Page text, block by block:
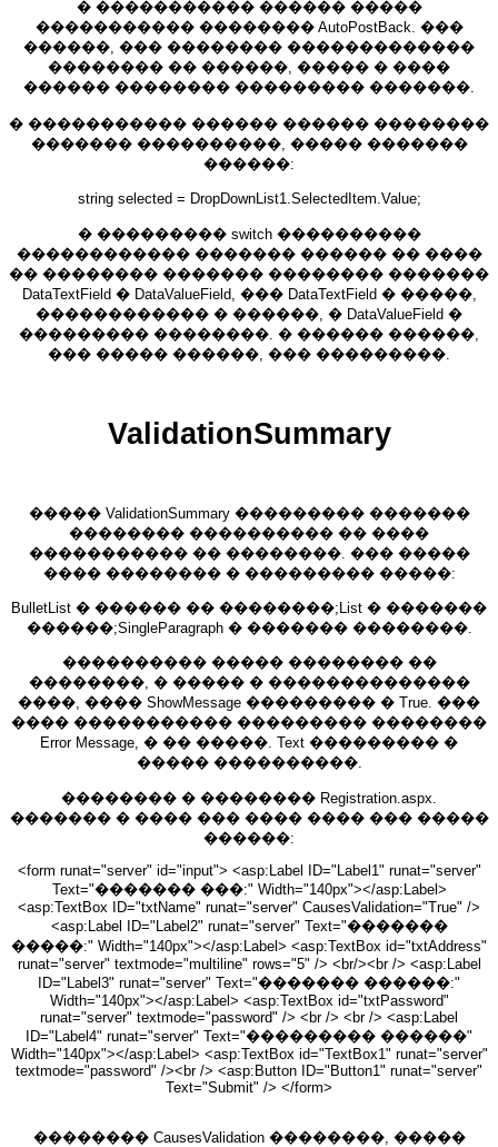
� ����������� ������ �����
����������� �������� AutoPostBack. ���
������, ��� �������� �������������
�������� �� ������, ����� � ����
������ �������� ��������� �������.
� ����������� ������ ������ ��������
������� ����������, ����� �������
������:
string selected = DropDownList1.SelectedItem.Value;
� ��������� switch ����������
������������ ������� ������ �� ����
�� �������� ������� �������� �������
DataTextField � DataValueField, ��� DataTextField � �����,
������������ � ������, � DataValueField �
��������� ��������. � ������ ������,
��� ����� ������, ��� ���������.
ValidationSummary
����� ValidationSummary ��������� �������
�������� ���������� �� ����
����������� �� ��������. ��� �����
���� �������� � ��������� �����:
BulletList � ������ �� ��������;List � �������
������;SingleParagraph � ������� ��������.
���������� ����� �������� ��
��������, � ����� � ��������������
����, ���� ShowMessage ��������� � True. ���
���� ����������� ��������� ��������
Error Message, � �� �����. Text ��������� �
����� ����������.
�������� � �������� Registration.aspx.
������� � ���� ��� ���� ���� ��� �����
������:
<form runat="server" id="input"> <asp:Label ID="Label1" runat="server"
Text="������� ���:" Width="140px"></asp:Label>
<asp:TextBox ID="txtName" runat="server" CausesValidation="True" />
<asp:Label ID="Label2" runat="server" Text="�������
�����:" Width="140px"></asp:Label> <asp:TextBox id="txtAddress"
runat="server" textmode="multiline" rows="5" /> <br/><br /> <asp:Label
ID="Label3" runat="server" Text="������� ������:"
Width="140px"></asp:Label> <asp:TextBox id="txtPassword"
runat="server" textmode="password" /> <br /> <br /> <asp:Label
ID="Label4" runat="server" Text="��������� ������"
Width="140px"></asp:Label> <asp:TextBox id="TextBox1" runat="server"
textmode="password" /><br /> <asp:Button ID="Button1" runat="server"
Text="Submit" /> </form>
�������� CausesValidation ��������, �����